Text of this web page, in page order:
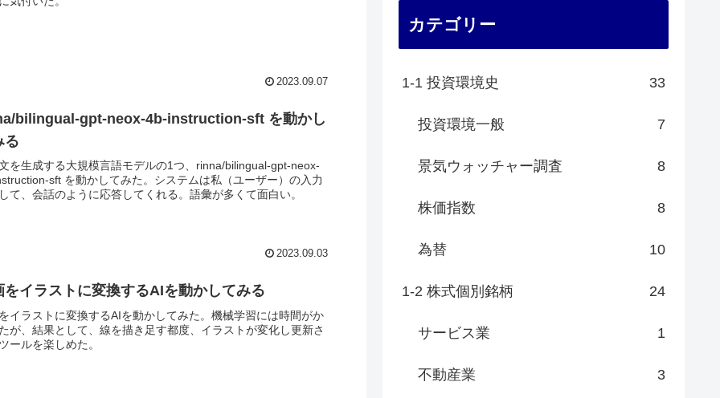
2023.09.07
bilingual-gpt-neox-4b-instruction-sft を動かし
る
を生成する大規模言語モデルの1つ、rinna/bilingual-gpt-neox-
sft を動かしてみた。システムは私（ユーザー）の入力
て、会話のように応答してくれる。語彙が多くて面白い。
2023.09.03
をイラストに変換するAIを動かしてみる
イラストに変換するAIを動かしてみた。機械学習には時間がか
が、結果として、線を描き足す都度、イラストが変化し更新さ
ールを楽しめた。
カテゴリー
1-1 投資環境史 33
投資環境一般 7
景気ウォッチャー調査 8
株価指数 8
為替 10
1-2 株式個別銘柄 24
サービス業 1
不動産業 3